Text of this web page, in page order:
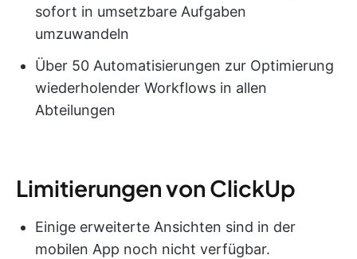
sofort in umsetzbare Aufgaben
umzuwandeln
Über 50 Automatisierungen zur Optimierung
wiederholender Workflows in allen
Abteilungen
Limitierungen von ClickUp
Einige erweiterte Ansichten sind in der
mobilen App noch nicht verfügbar.